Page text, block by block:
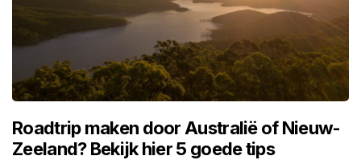
Roadtrip maken door Australië of Nieuw-
Zeeland? Bekijk hier 5 goede tips